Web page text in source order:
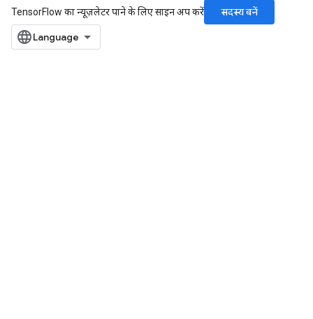
TensorFlow का न्यूज़लेटर पाने के लिए साइन अप करें
सदस्य बनें